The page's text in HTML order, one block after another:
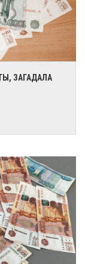
ЗАГАДАЛА